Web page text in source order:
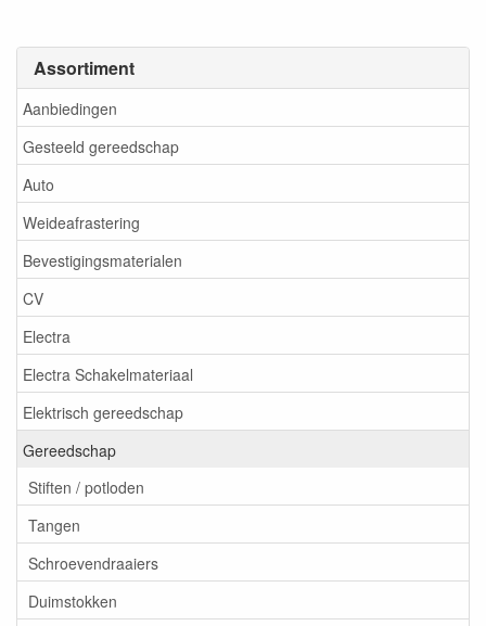
Assortiment
Aanbiedingen
Gesteeld gereedschap
Auto
Weideafrastering
Bevestigingsmaterialen
CV
Electra
Electra Schakelmateriaal
Elektrisch gereedschap
Gereedschap
Stiften / potloden
Tangen
Schroevendraaiers
Duimstokken